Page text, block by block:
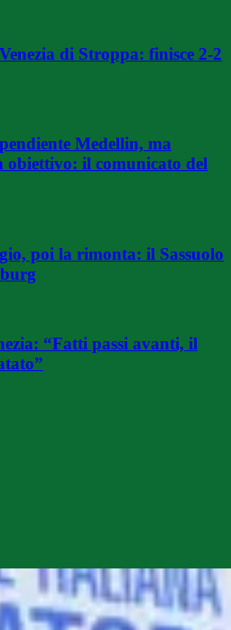
di Stroppa: finisce 2-2
Medellin, ma
obiettivo: il comunicato del
poi la rimonta: il Sassuolo
“Fatti passi avanti, il